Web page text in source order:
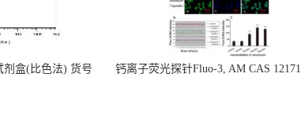
盒(比色法) 货号
钙离子荧光探针Fluo-3, AM CAS